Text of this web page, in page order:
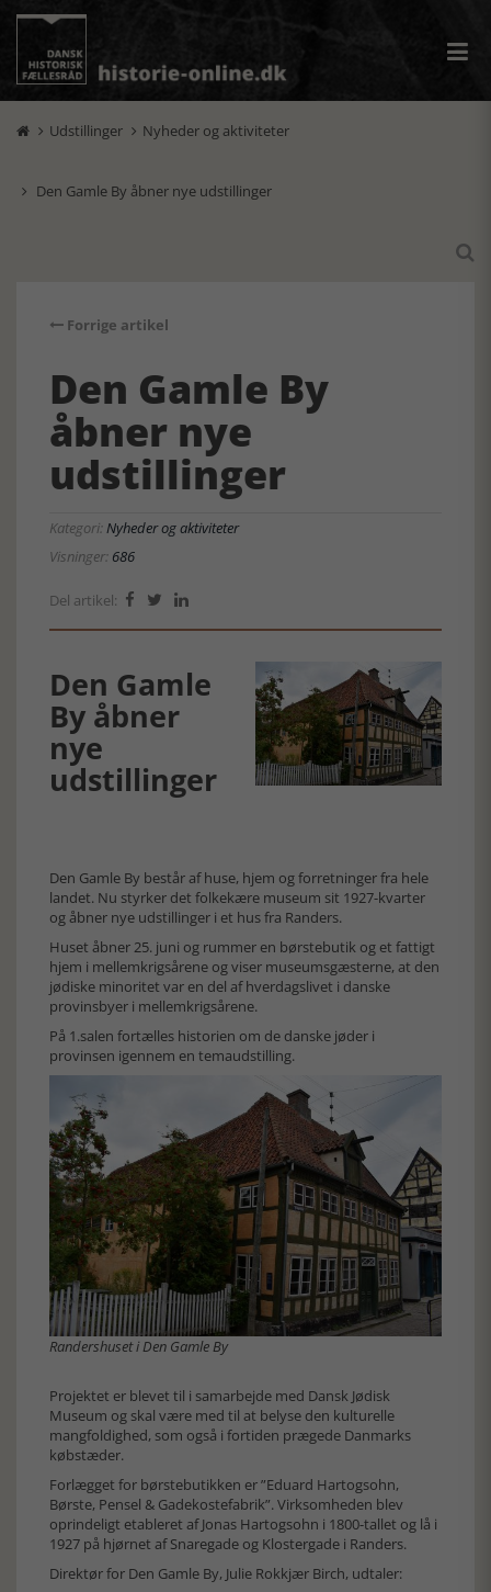
 Udstillinger  Nyheder og aktiviteter
 Den Gamle By åbner nye udstillinger

Forrige artikel
Den Gamle By
åbner nye
udstillinger
Kategori:Nyheder og aktiviteter
Visninger: 686
Del artikel:   
Den Gamle
By åbner
nye
udstillinger
Den Gamle By består af huse, hjem og forretninger fra hele
landet. Nu styrker det folkekære museum sit 1927-kvarter
og åbner nye udstillinger i et hus fra Randers.
Huset åbner 25. juni og rummer en børstebutik og et fattigt
hjem i mellemkrigsårene og viser museumsgæsterne, at den
jødiske minoritet var en del af hverdagslivet i danske
provinsbyer i mellemkrigsårene.
På 1.salen fortælles historien om de danske jøder i
provinsen igennem en temaudstilling.
Randershuset i Den Gamle By
Projektet er blevet til i samarbejde med Dansk Jødisk
Museum og skal være med til at belyse den kulturelle
mangfoldighed, som også i fortiden prægede Danmarks
købstæder.
Forlægget for børstebutikken er ”Eduard Hartogsohn,
Børste, Pensel & Gadekostefabrik”. Virksomheden blev
oprindeligt etableret af Jonas Hartogsohn i 1800-tallet og lå i
1927 på hjørnet af Snaregade og Klostergade i Randers.
Direktør for Den Gamle By, Julie Rokkjær Birch, udtaler: